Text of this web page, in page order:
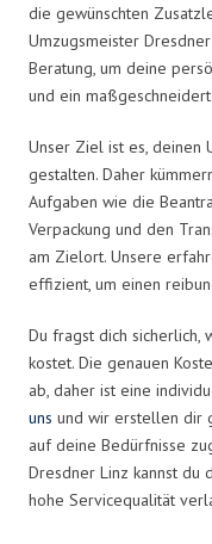
die gewünschten
Umzugsmeister
Beratung, um deine
und ein
Unser Ziel ist es, deinen
gestalten. Daher
Aufgaben wie die
Verpackung und den
am Zielort. Unsere
effizient, um einen
Du fragst dich sicherlich,
kostet. Die genauen
ab, daher ist eine
uns und wir erstellen dir
auf deine Bedürfnisse
Dresdner Linz kannst du
hohe Servicequalität